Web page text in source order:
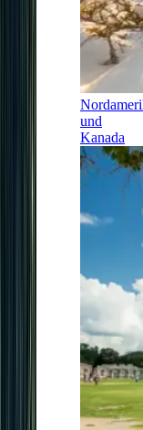
und
Kanada